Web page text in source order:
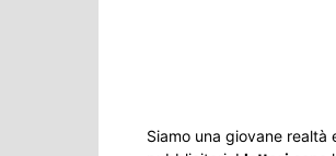
Siamo una giovane realtà